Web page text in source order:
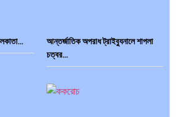
পূর্ব ইউরোপ বনাম তুরস্ক: শত…
আন্তর্জাতিক অপরাধ ট্রাইব্যুনালে শাপলা
চত্বর…